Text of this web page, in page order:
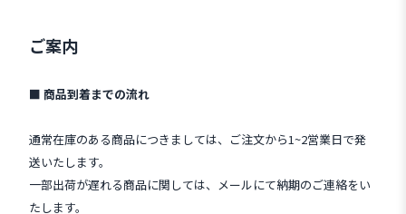
ご案内
■ 商品到着までの流れ
通常在庫のある商品につきましては、ご注文から1~2営業日で発
送いたします。
一部出荷が遅れる商品に関しては、メールにて納期のご連絡をい
たします。